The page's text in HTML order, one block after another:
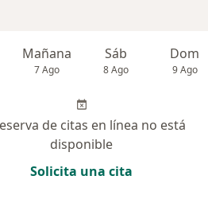
Mañana
7 Ago
Sáb
8 Ago
Dom
9 Ago
de citas en línea no está
disponible
Solicita una cita